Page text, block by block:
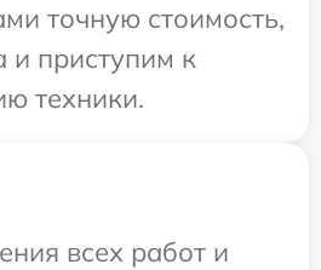
точную стоимость,
и приступим к
техники.
всех работ и